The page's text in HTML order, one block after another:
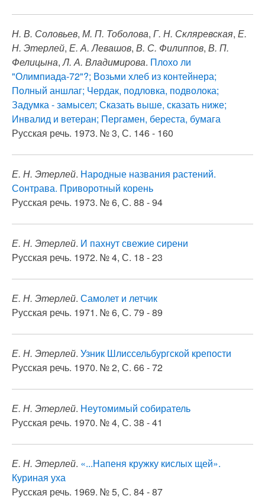
Н. В. Соловьев, М. П. Тоболова, Г. Н. Скляревская, Е.
Н. Этерлей, Е. А. Левашов, В. С. Филиппов, В. П.
Фелицына,Л. А. Владимирова. Плохо ли
"Олимпиада-72"?; Возьми хлеб из контейнера;
Полный аншлаг; Чердак, подловка, подволока;
Задумка - замысел; Сказать выше, сказать ниже;
Инвалид и ветеран; Пергамен, береста, бумага
Русская речь. 1973. № 3, С. 146 - 160
Е. Н. Этерлей. Народные названия растений.
Сонтрава. Приворотный корень
Русская речь. 1973. № 6, С. 88 - 94
Е. Н. Этерлей. И пахнут свежие сирени
Русская речь. 1972. № 4, С. 18 - 23
Е. Н. Этерлей. Самолет и летчик
Русская речь. 1971. № 6, С. 79 - 89
Е. Н. Этерлей. Узник Шлиссельбургской крепости
Русская речь. 1970. № 2, С. 66 - 72
Е. Н. Этерлей. Неутомимый собиратель
Русская речь. 1970. № 4, С. 38 - 41
Е. Н. Этерлей. «...Напеня кружку кислых щей».
Куриная уха
Русская речь. 1969. № 5, С. 84 - 87